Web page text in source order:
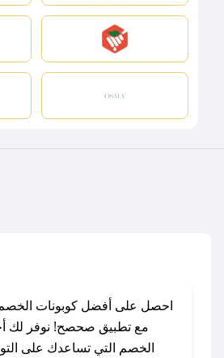
احصل على أفضل كوبونات
مع تطبيق صحصح! نوفر لك
الخصم التي تساعدك على